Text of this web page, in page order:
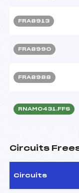
FRA8913
FRA8990
FRA8988
RNAM0431.FFS
Circuits
Circuits